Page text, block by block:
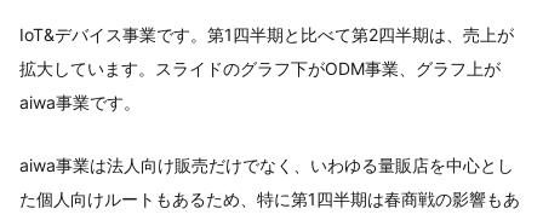
IoT&デバイス事業です。第1四半期と比べて第2四半期は、売上が
拡大しています。スライドのグラフ下がODM事業、グラフ上が
aiwa事業です。
aiwa事業は法人向け販売だけでなく、いわゆる量販店を中心とし
た個人向けルートもあるため、特に第1四半期は春商戦の影響もあ